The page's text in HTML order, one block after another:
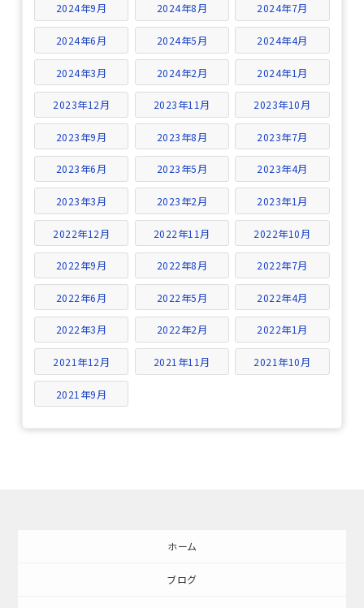
2024年9月 2024年8月 2024年7月
2024年6月 2024年5月 2024年4月
2024年3月 2024年2月 2024年1月
2023年12月 2023年11月 2023年10月
2023年9月 2023年8月 2023年7月
2023年6月 2023年5月 2023年4月
2023年3月 2023年2月 2023年1月
2022年12月 2022年11月 2022年10月
2022年9月 2022年8月 2022年7月
2022年6月 2022年5月 2022年4月
2022年3月 2022年2月 2022年1月
2021年12月 2021年11月 2021年10月
2021年9月
ホーム
ブログ